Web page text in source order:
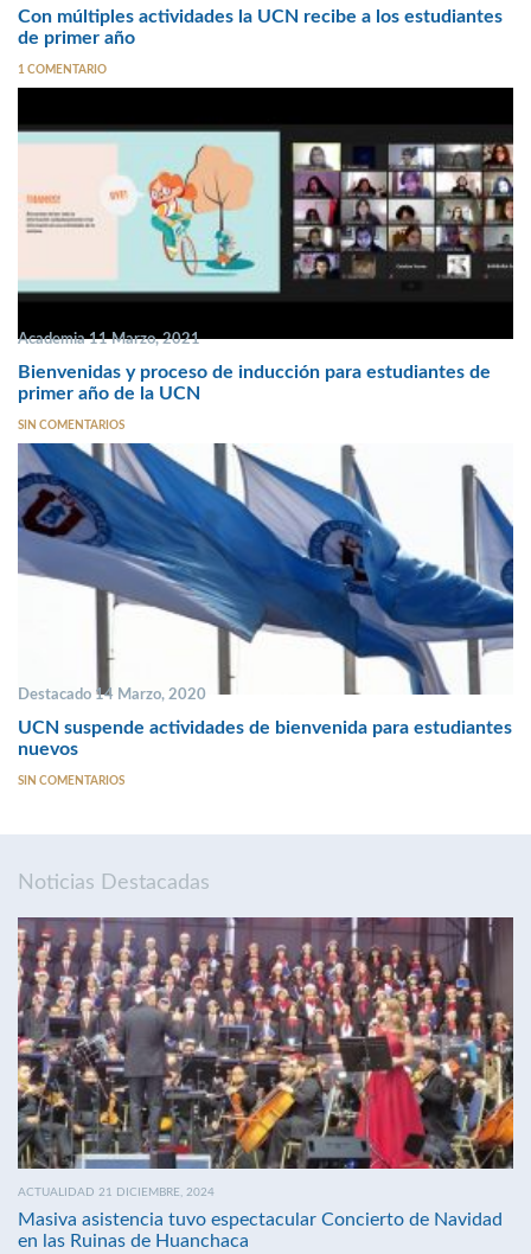
Con múltiples actividades la UCN recibe a los estudiantes
de primer año
1 COMENTARIO
Academia 11 Marzo, 2021
Bienvenidas y proceso de inducción para estudiantes de
primer año de la UCN
SIN COMENTARIOS
Destacado 14 Marzo, 2020
UCN suspende actividades de bienvenida para estudiantes
nuevos
SIN COMENTARIOS
Noticias Destacadas
ACTUALIDAD 21 DICIEMBRE, 2024
Masiva asistencia tuvo espectacular Concierto de Navidad
en las Ruinas de Huanchaca